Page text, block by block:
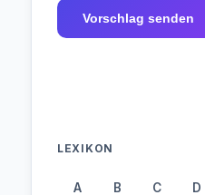
Vorschlag senden
LEXIKON
A B C D